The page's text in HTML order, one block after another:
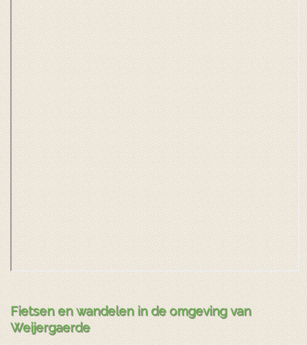
Fietsen en wandelen in de omgeving van
Weijergaerde